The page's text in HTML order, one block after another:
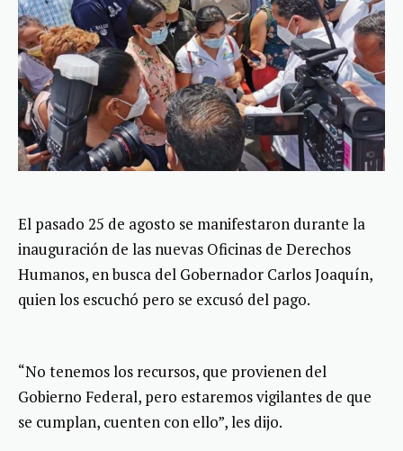
El pasado 25 de agosto se manifestaron durante la
inauguración de las nuevas Oficinas de Derechos
Humanos, en busca del Gobernador Carlos Joaquín,
quien los escuchó pero se excusó del pago.
“No tenemos los recursos, que provienen del
Gobierno Federal, pero estaremos vigilantes de que
se cumplan, cuenten con ello”, les dijo.